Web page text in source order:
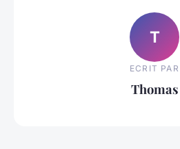
T
ECRIT PAR
Thomas